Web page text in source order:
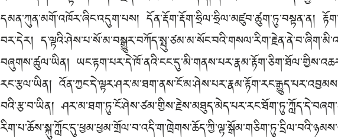
དམན་ཀུན་མགོ་འཁོར་ཞིང་འདུག་པས། དོན་རྡོག་རྡོག་ཧྲིལ་ཧྲིལ་མཛུབ་ཚུག་ཏུ་བསྟན་ན།
བར་དེར།
བཞུགས་ཚུལ་ཡིན།
རང་རྩལ་ཡིན།
བའི་རྩ་བ་ཡིན།